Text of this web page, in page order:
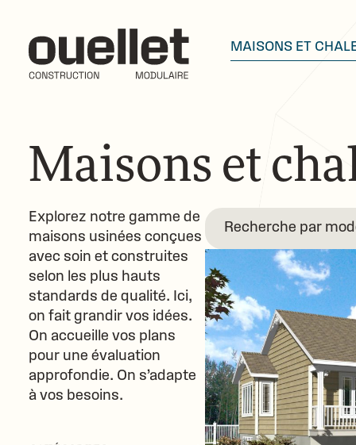
MAISONS ET
Maisons et
Explorez notre gamme de
maisons usinées conçues
avec soin et construites
selon les plus hauts
standards de qualité. Ici,
on fait grandir vos idées.
On accueille vos plans
pour une évaluation
approfondie. On s’adapte
à vos besoins.